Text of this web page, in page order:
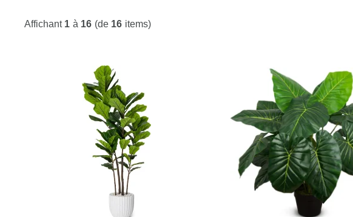
Affichant 1 à 16 (de 16 items)